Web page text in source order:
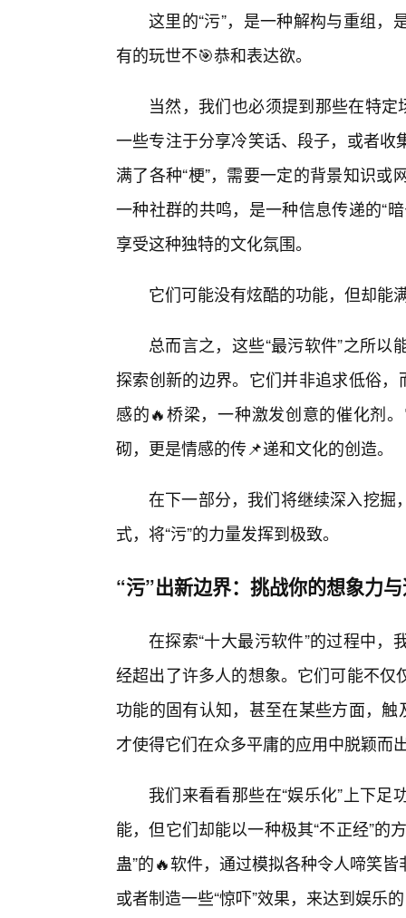
这里的“污”，是一种解构与重组
有的玩世不🎯恭和表达欲。
当然，我们也必须提到那些在特
一些专注于分享冷笑话、段子，或者
满了各种“梗”，需要一定的背景知识或
一种社群的共鸣，是一种信息传递的“
享受这种独特的文化氛围。
它们可能没有炫酷的功能，但却能
总而言之，这些“最污软件”之所
探索创新的边界。它们并非追求低俗
感的🔥桥梁，一种激发创意的催化剂
砌，更是情感的传📌递和文化的创造。
在下一部分，我们将继续深入挖掘
式，将“污”的力量发挥到极致。
“污”出新边界：挑战你的想象力
在探索“十大最污软件”的过程中
经超出了许多人的想象。它们可能不
功能的固有认知，甚至在某些方面，
才使得它们在众多平庸的应用中脱颖而
我们来看看那些在“娱乐化”上下
能，但它们却能以一种极其“不正经”的
蛊”的🔥软件，通过模拟各种令人啼笑
或者制造一些“惊吓”效果，来达到娱乐